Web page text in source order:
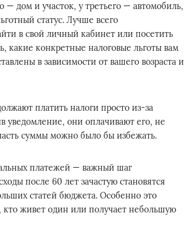
— дом и участок, у третьего — автомобиль,
статус. Лучше всего
в свой личный кабинет или посетить
какие конкретные налоговые льготы вам
в зависимости от вашего возраста и
платить налоги просто из-за
уведомление, они оплачивают его, не
суммы можно было бы избежать.
платежей — важный шаг
после 60 лет зачастую становятся
статей бюджета. Особенно это
кто живет один или получает небольшую